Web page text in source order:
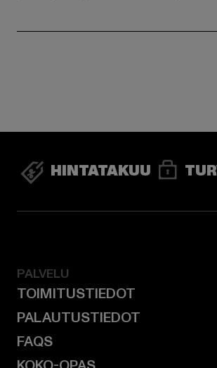
HINTATAKUU
PALVELU
TOIMITUSTIEDOT
PALAUTUSTIEDOT
FAQS